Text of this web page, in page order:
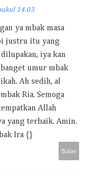
14.03
ya mbak masa
justru itu yang
iya kan
umur mbak
Ah sedih, al
Ria. Semoga
Allah
yang terbaik. Amin.
Ira {}
Balas